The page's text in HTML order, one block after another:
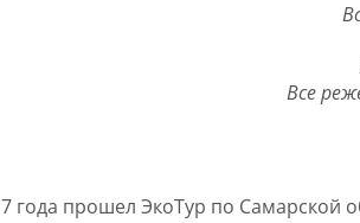
Все
года прошел ЭкоТур по Самарской